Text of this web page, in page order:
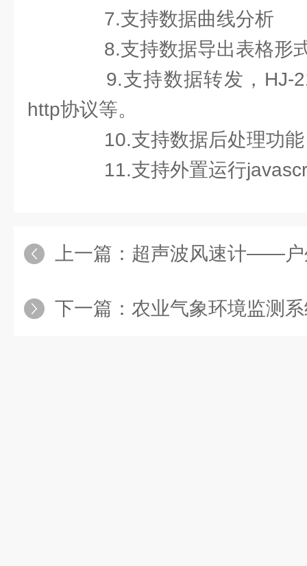
7.支持数据曲线分析
8.支持数据导出表格形
9.支持数据转发，HJ-
http协议等。
10.支持数据后处理功能
11.支持外置运行
上一篇： 超声波风速计——户
下一篇： 农业气象环境监测系统